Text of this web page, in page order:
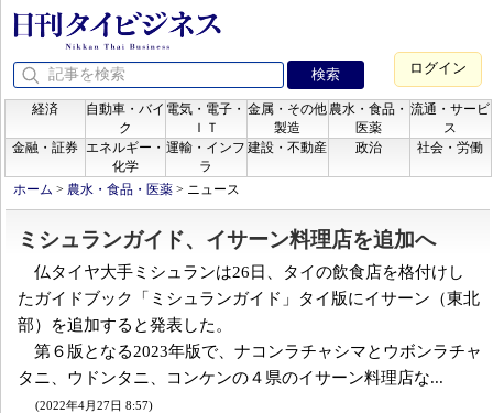
ログイン
経済
自動車・バイ
ク
電気・電子・
ＩＴ
金属・その他
製造
農水・食品・
医薬
流通・サービ
ス
金融・証券
エネルギー・
化学
運輸・インフ
ラ
建設・不動産 政治 社会・労働
ホーム > 農水・食品・医薬 > ニュース
ミシュランガイド、イサーン料理店を追加へ
仏タイヤ大手ミシュランは26日、タイの飲食店を格付けし
たガイドブック「ミシュランガイド」タイ版にイサーン（東北
部）を追加すると発表した。
第６版となる2023年版で、ナコンラチャシマとウボンラチャ
タニ、ウドンタニ、コンケンの４県のイサーン料理店な...
(2022年4月27日 8:57)